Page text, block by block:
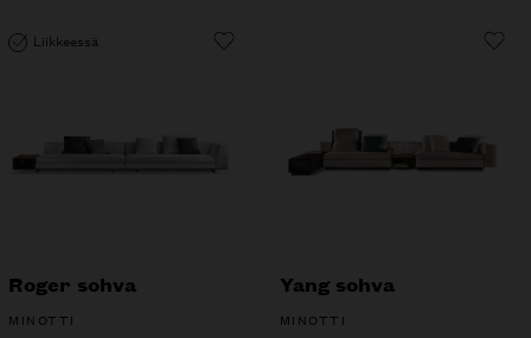
Liikkeessä
Roger sohva
MINOTTI
Yang sohva
MINOTTI